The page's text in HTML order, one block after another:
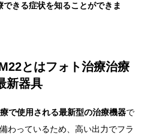
きる症状を知ることができま
とはフォト治療治療
新器具
で使用される最新型の治療機器で
わっているため、高い出力でフラ